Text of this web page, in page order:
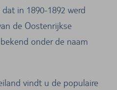
in 1890-1892 werd
de Oostenrijkse
onder de naam
vindt u de populaire